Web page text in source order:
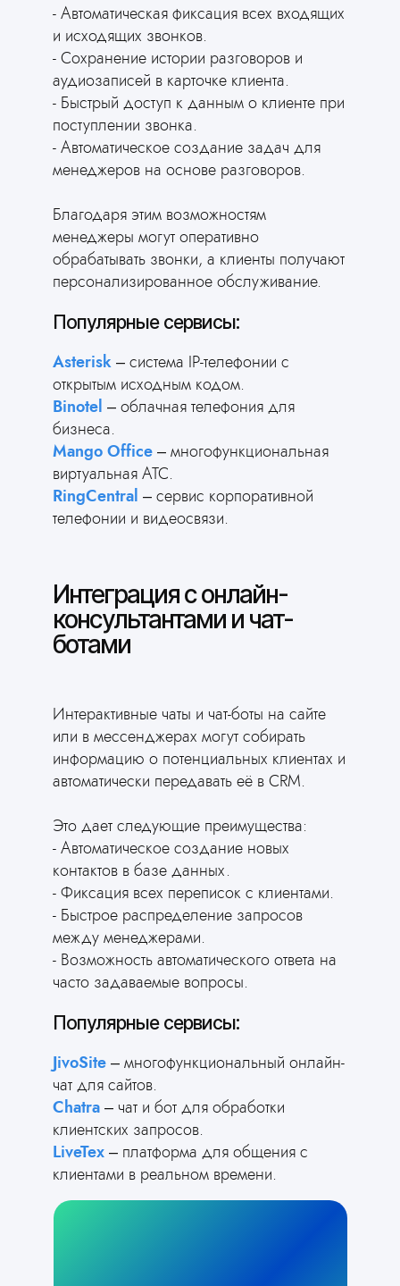
- Автоматическая фиксация всех входящих
и исходящих звонков.
- Сохранение истории разговоров и
аудиозаписей в карточке клиента.
- Быстрый доступ к данным о клиенте при
поступлении звонка.
- Автоматическое создание задач для
менеджеров на основе разговоров.
Благодаря этим возможностям
менеджеры могут оперативно
обрабатывать звонки, а клиенты получают
персонализированное обслуживание.
Популярные сервисы:
Asterisk– система IP-телефонии с
открытым исходным кодом.
Binotel – облачная телефония для
бизнеса.
Mango Office– многофункциональная
виртуальная АТС.
RingCentral – сервис корпоративной
телефонии и видеосвязи.
Интеграция с онлайн-
консультантами и чат-
ботами
Интерактивные чаты и чат-боты на сайте
или в мессенджерах могут собирать
информацию о потенциальных клиентах и
автоматически передавать её в CRM.
Это дает следующие преимущества:
- Автоматическое создание новых
контактов в базе данных.
- Фиксация всех переписок с клиентами.
- Быстрое распределение запросов
между менеджерами.
- Возможность автоматического ответа на
часто задаваемые вопросы.
Популярные сервисы:
JivoSite– многофункциональный онлайн-
чат для сайтов.
Chatra– чат и бот для обработки
клиентских запросов.
LiveTex– платформа для общения с
клиентами в реальном времени.